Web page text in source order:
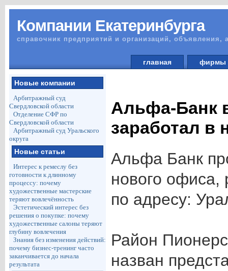
Компании Екатеринбурга
справочник предприятий и организаций, объявления,
главная
Новые компании
Арбитражный суд
Свердловской области
Отделение СФР по
Свердловской области
Арбитражный суд Уральского
округа
Новые статьи
Интерес к ремеслу без
готовности к длинному
процессу: почему
художественные мастерские
теряют вовлечённость
Эстетический интерес без
решения о покупке: почему
художественные салоны теряют
глубину вовлечения
Знания без изменения действий:
почему бизнес-тренинг часто
заканчивается до начала
результата
Альфа-Банк
заработал в
Альфа Банк
нового офиса,
по адресу:
Район
назван